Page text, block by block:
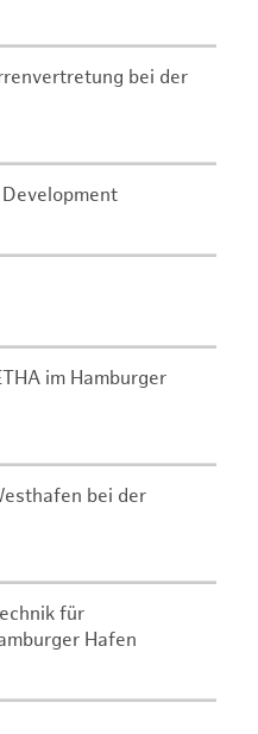
bei der
im Hamburger
bei der
für
Hafen